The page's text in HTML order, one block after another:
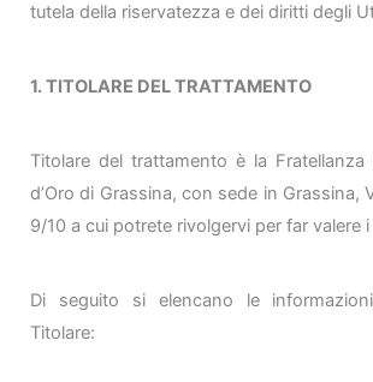
tutela della riservatezza e dei diritti degli
1. TITOLARE DEL TRATTAMENTO
Titolare del trattamento è la Fratellanza
d’Oro di Grassina, con sede in Grassina,
9/10 a cui potrete rivolgervi per far valere
Di seguito si elencano le
Titolare: